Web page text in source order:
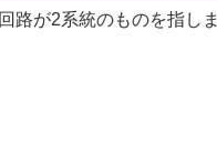
路が2系統のものを指しま